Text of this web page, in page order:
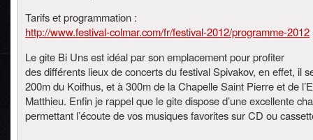
Tarifs et programmation :
http://www.festival-colmar.com/fr/festival-2012/programme-2012
Le gite Bi Uns est idéal par son emplacement pour profiter
des différents lieux de concerts du festival Spivakov, en effet, il
200m du Koifhus, et à 300m de la Chapelle Saint Pierre et de
Matthieu. Enfin je rappel que le gite dispose d’une excellente
permettant l’écoute de vos musiques favorites sur CD ou